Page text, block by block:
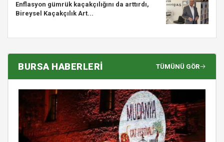
Enflasyon gümrük kaçakçılığını da arttırdı,
Bireysel Kaçakçılık Art...
BURSA HABERLERİ TÜMÜNÜ GÖR